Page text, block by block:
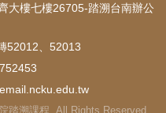
大樓七樓26705-踏溯台南辦公
52012、52013
踏溯課程. All Rights Reserved.